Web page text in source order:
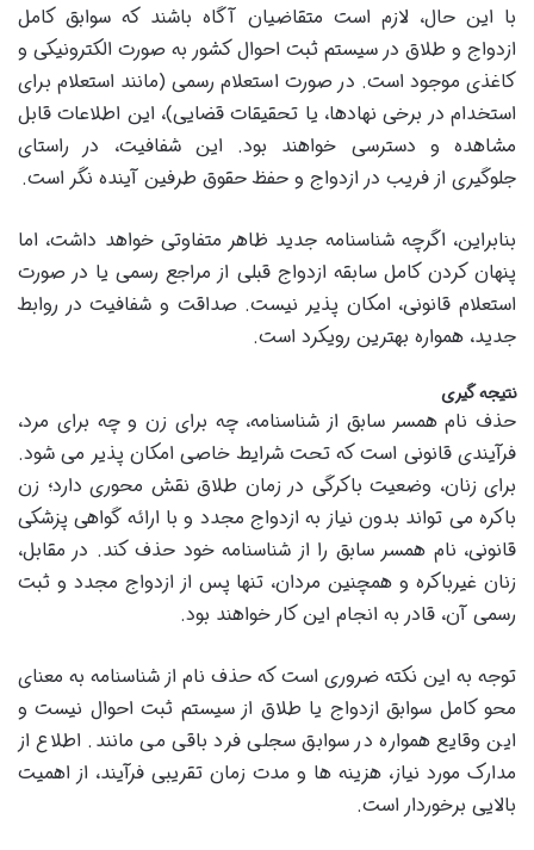
با این حال، لازم است متقاضیان آگاه باشند که سوابق کامل
ازدواج و طلاق در سیستم ثبت احوال کشور به صورت الکترونیکی و
کاغذی موجود است. در صورت استعلام رسمی (مانند استعلام برای
استخدام در برخی نهادها، یا تحقیقات قضایی)، این اطلاعات قابل
مشاهده و دسترسی خواهند بود. این شفافیت، در راستای
جلوگیری از فریب در ازدواج و حفظ حقوق طرفین آینده نگر است.
بنابراین، اگرچه شناسنامه جدید ظاهر متفاوتی خواهد داشت، اما
پنهان کردن کامل سابقه ازدواج قبلی از مراجع رسمی یا در صورت
استعلام قانونی، امکان پذیر نیست. صداقت و شفافیت در روابط
جدید، همواره بهترین رویکرد است.
نتیجه گیری
حذف نام همسر سابق از شناسنامه، چه برای زن و چه برای مرد،
فرآیندی قانونی است که تحت شرایط خاصی امکان پذیر می شود.
برای زنان، وضعیت باکرگی در زمان طلاق نقش محوری دارد؛ زن
باکره می تواند بدون نیاز به ازدواج مجدد و با ارائه گواهی پزشکی
قانونی، نام همسر سابق را از شناسنامه خود حذف کند. در مقابل،
زنان غیرباکره و همچنین مردان، تنها پس از ازدواج مجدد و ثبت
رسمی آن، قادر به انجام این کار خواهند بود.
توجه به این نکته ضروری است که حذف نام از شناسنامه به معنای
محو کامل سوابق ازدواج یا طلاق از سیستم ثبت احوال نیست و
این وقایع همواره در سوابق سجلی فرد باقی می مانند. اطلاع از
مدارک مورد نیاز، هزینه ها و مدت زمان تقریبی فرآیند، از اهمیت
بالایی برخوردار است.